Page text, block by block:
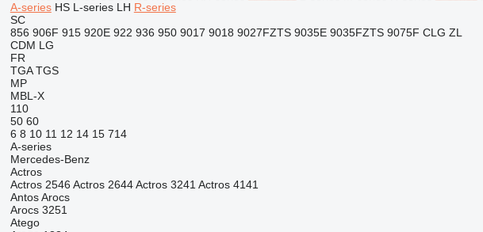
A-series HS L-series LH R-series
SC
856 906F 915 920E 922 936 950 9017 9018 9027FZTS 9035E 9035FZTS 9075F CLG ZL
CDM LG
FR
TGA TGS
MP
MBL-X
110
50 60
6 8 10 11 12 14 15 714
A-series
Mercedes-Benz
Actros
Actros 2546 Actros 2644 Actros 3241 Actros 4141
Antos Arocs
Arocs 3251
Atego